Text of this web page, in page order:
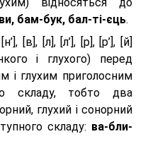
бам-бук, бал-ті-єць.
[в], [л], [л’], [р], [р’], [й]
і глухого) перед
і глухим приголосним
складу, тобто два
глухий і сонорний
складу: ва-бли-